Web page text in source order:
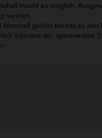
macht es möglich.
werden.
Motohall gehört bereits zu den
inklusive der spannenden